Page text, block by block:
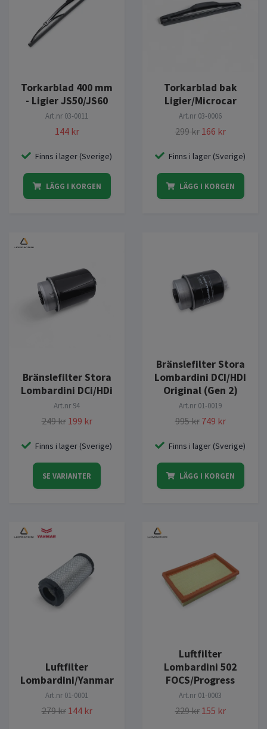
Torkarblad 400 mm
- Ligier JS50/JS60
Art.nr 03-0011
144 kr
Finns i lager (Sverige)
LÄGG I KORGEN
Torkarblad bak
Ligier/Microcar
Art.nr 03-0006
299 kr 166 kr
Finns i lager (Sverige)
LÄGG I KORGEN
Bränslefilter Stora
Lombardini DCi/HDi
Art.nr 94
249 kr 199 kr
Finns i lager (Sverige)
SE VARIANTER
Bränslefilter Stora
Lombardini DCI/HDI
Original (Gen 2)
Art.nr 01-0019
995 kr 749 kr
Finns i lager (Sverige)
LÄGG I KORGEN
Luftfilter
Lombardini/Yanmar
Art.nr 01-0001
279 kr 144 kr
Luftfilter
Lombardini 502
FOCS/Progress
Art.nr 01-0003
229 kr 155 kr